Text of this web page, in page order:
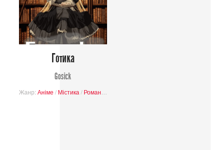
Готика
Gosick
Жанр: Аніме / Містика / Романтика